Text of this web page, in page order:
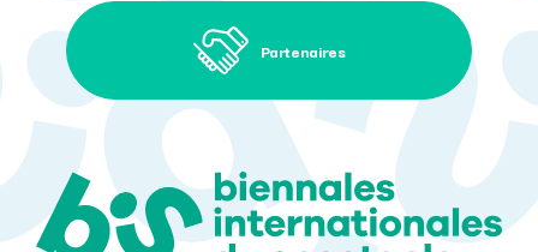
Partenaires